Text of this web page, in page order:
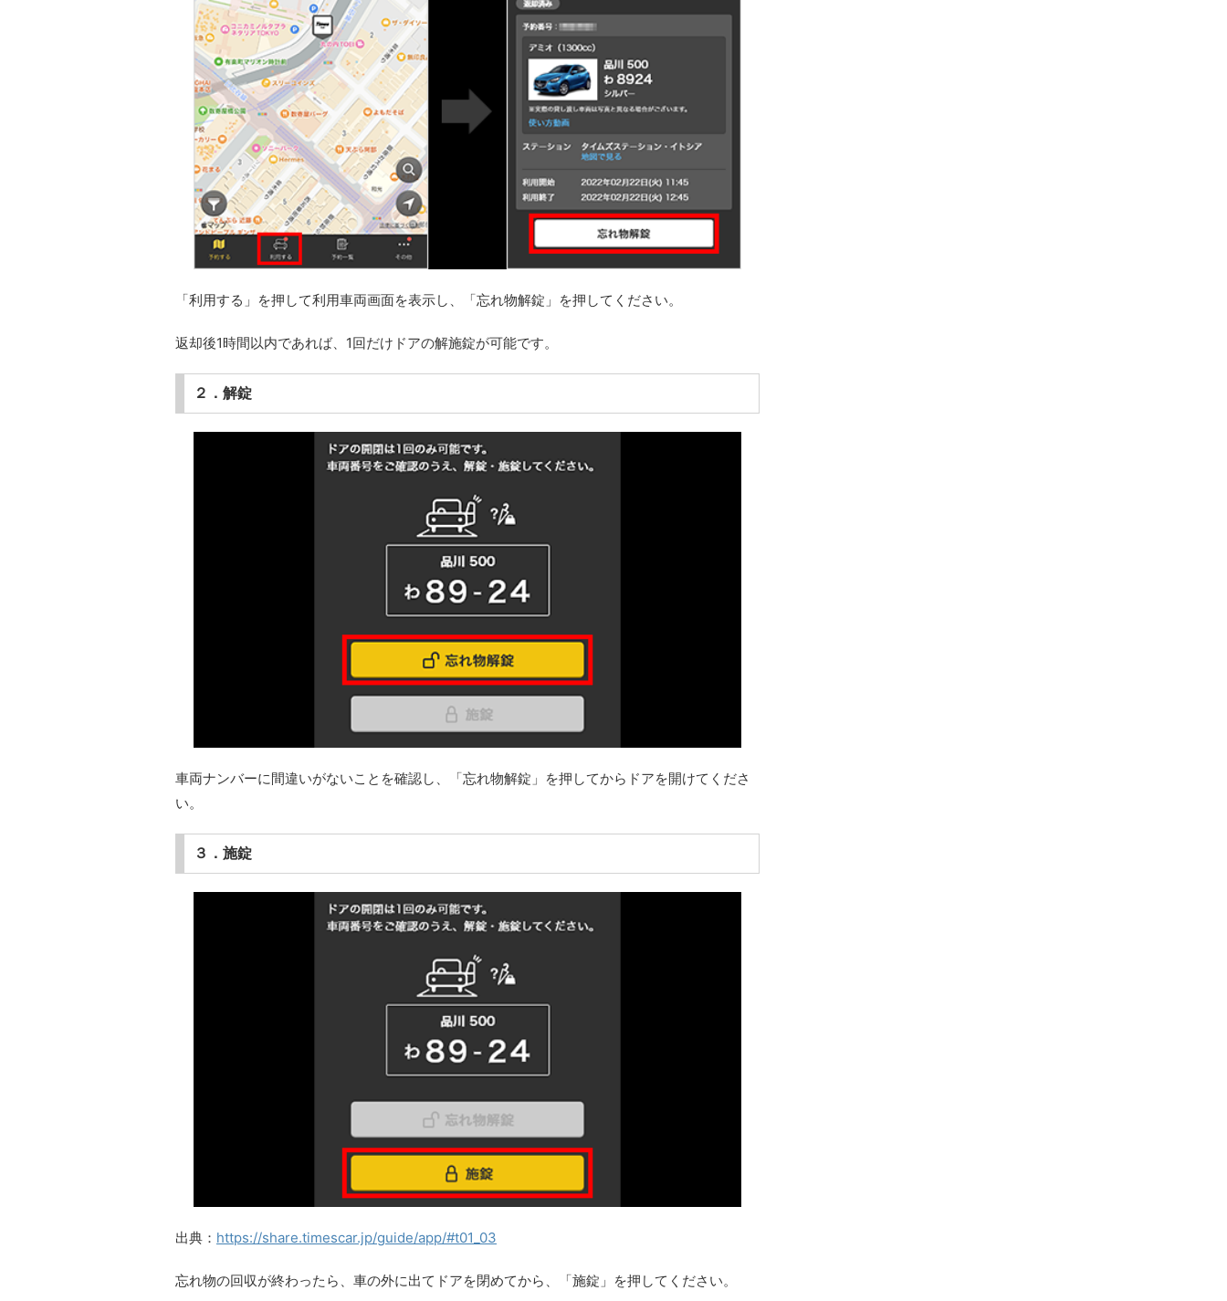
「利用する」を押して利用車両画面を表示し、「忘れ物解錠」を押してください。
返却後1時間以内であれば、1回だけドアの解施錠が可能です。
２．解錠
車両ナンバーに間違いがないことを確認し、「忘れ物解錠」を押してからドアを開けてくださ
い。
３．施錠
出典： https://share.timescar.jp/guide/app/#t01_03
忘れ物の回収が終わったら、車の外に出てドアを閉めてから 、「施錠」を押してください。